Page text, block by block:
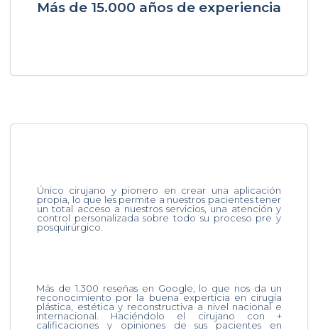
Más de 15.000 años de experiencia
Único cirujano y pionero en crear una aplicación
propia, lo que les permite a nuestros pacientes tener
un total acceso a nuestros servicios, una atención y
control personalizada sobre todo su proceso pre y
posquirúrgico.
Más de 1.300 reseñas en Google, lo que nos da un
reconocimiento por la buena experticia en cirugía
plástica, estética y reconstructiva a nivel nacional e
internacional. Haciéndolo el cirujano con +
calificaciones y opiniones de sus pacientes en